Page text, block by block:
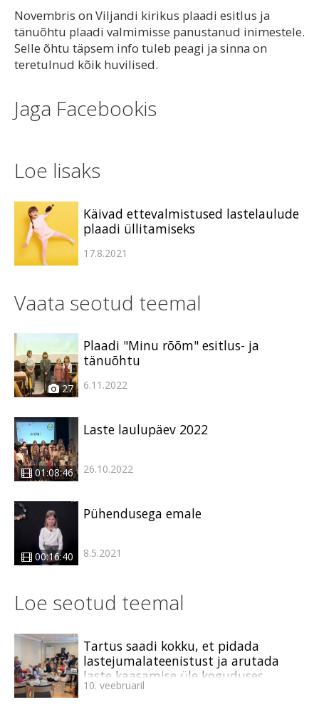
Novembris on Viljandi kirikus plaadi esitlus ja
tänuõhtu plaadi valmimisse panustanud inimestele.
Selle õhtu täpsem info tuleb peagi ja sinna on
teretulnud kõik huvilised.
Jaga Facebookis
Loe lisaks
Käivad ettevalmistused lastelaulude
plaadi üllitamiseks
17.8.2021
Vaata seotud teemal
27
Plaadi "Minu rõõm" esitlus- ja
tänuõhtu
6.11.2022
01:08:46
Laste laulupäev 2022
26.10.2022
00:16:40
Pühendusega emale
8.5.2021
Loe seotud teemal
Tartus saadi kokku, et pidada
lastejumalateenistust ja arutada
laste kaasamise üle koguduses
10. veebruaril